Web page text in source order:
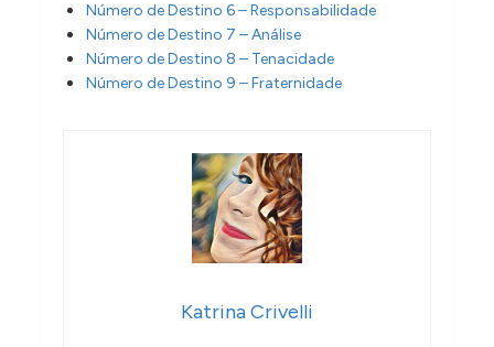
Número de Destino 6 – Responsabilidade
Número de Destino 7 – Análise
Número de Destino 8 – Tenacidade
Número de Destino 9 – Fraternidade
Katrina Crivelli